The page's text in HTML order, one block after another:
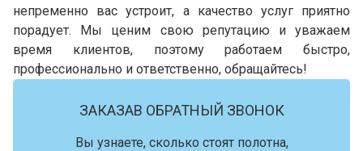
непременно вас устроит, а качество услуг приятно
порадует. Мы ценим свою репутацию и уважаем
время клиентов, поэтому работаем быстро,
профессионально и ответственно, обращайтесь!
ЗАКАЗАВ ОБРАТНЫЙ ЗВОНОК
Вы узнаете, сколько стоят полотна,